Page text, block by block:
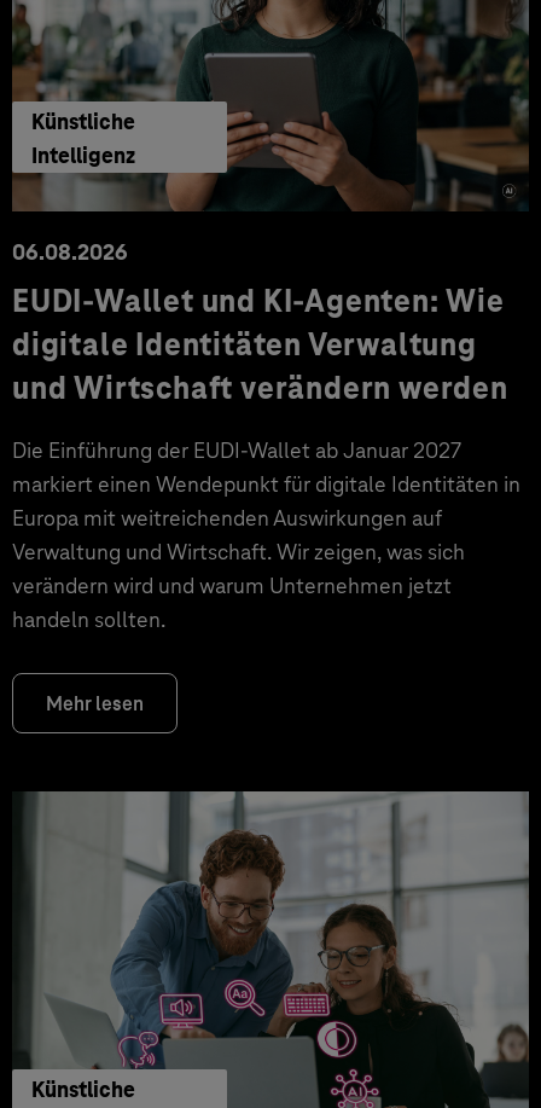
Künstliche
Intelligenz
06.08.2026
EUDI-Wallet und KI-Agenten: Wie
digitale Identitäten Verwaltung
und Wirtschaft verändern werden
Die Einführung der EUDI-Wallet ab Januar 2027
markiert einen Wendepunkt für digitale Identitäten in
Europa mit weitreichenden Auswirkungen auf
Verwaltung und Wirtschaft. Wir zeigen, was sich
verändern wird und warum Unternehmen jetzt
handeln sollten.
Mehr lesen
Künstliche